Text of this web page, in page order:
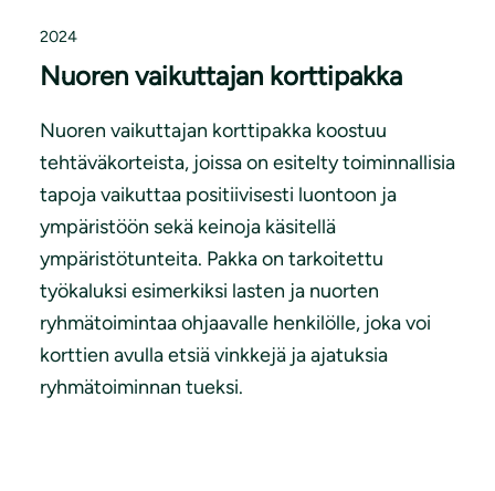
2024
Nuoren vaikuttajan korttipakka
Nuoren vaikuttajan korttipakka koostuu
tehtäväkorteista, joissa on esitelty toiminnallisia
tapoja vaikuttaa positiivisesti luontoon ja
ympäristöön sekä keinoja käsitellä
ympäristötunteita. Pakka on tarkoitettu
työkaluksi esimerkiksi lasten ja nuorten
ryhmätoimintaa ohjaavalle henkilölle, joka voi
korttien avulla etsiä vinkkejä ja ajatuksia
ryhmätoiminnan tueksi.